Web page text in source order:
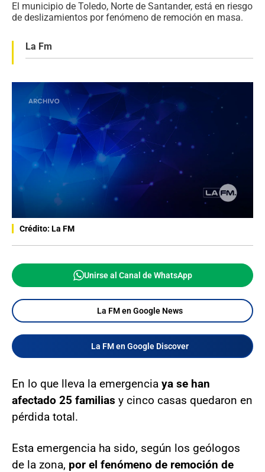
El municipio de Toledo, Norte de Santander, está en riesgo
de deslizamientos por fenómeno de remoción en masa.
La Fm
Crédito: La FM
Unirse al Canal de WhatsApp
La FM en Google News
La FM en Google Discover
En lo que lleva la emergencia ya se han
afectado 25 familias y cinco casas quedaron en
pérdida total.
Esta emergencia ha sido, según los geólogos
de la zona, por el fenómeno de remoción de